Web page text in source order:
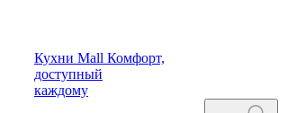
Кухни Mall Комфорт,
доступный
каждому